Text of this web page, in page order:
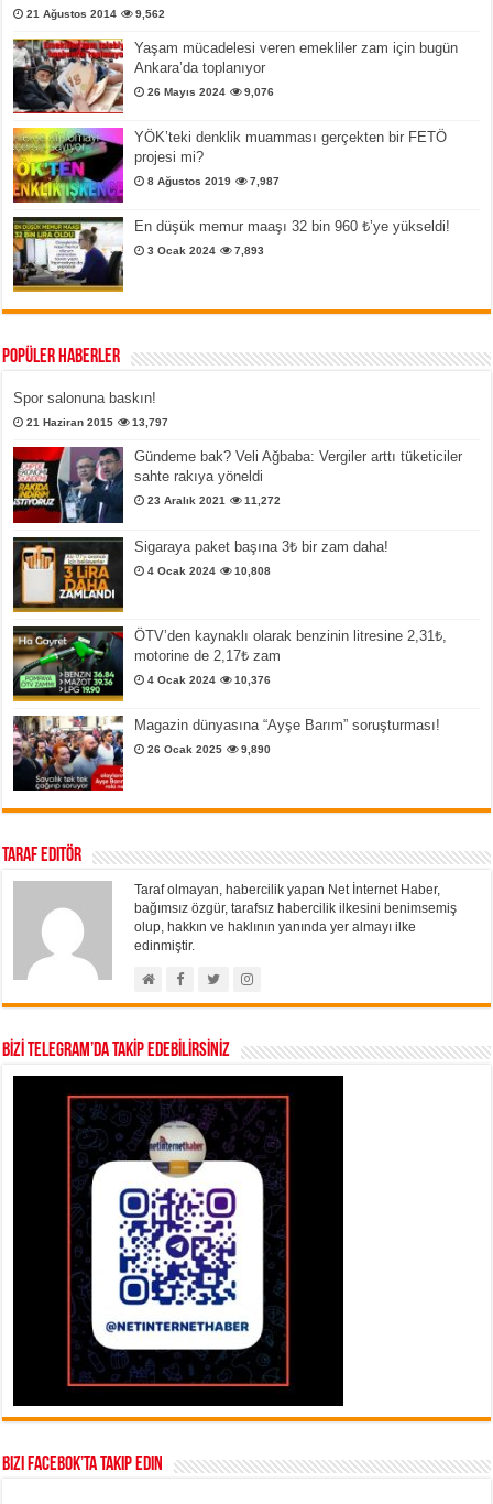
21 Ağustos 2014 9,562
Yaşam mücadelesi veren emekliler zam için bugün
Ankara’da toplanıyor
26 Mayıs 2024 9,076
YÖK’teki denklik muamması gerçekten bir FETÖ
projesi mi?
8 Ağustos 2019 7,987
En düşük memur maaşı 32 bin 960 ₺’ye yükseldi!
3 Ocak 2024 7,893
Popüler Haberler
Spor salonuna baskın!
21 Haziran 2015 13,797
Gündeme bak? Veli Ağbaba: Vergiler arttı tüketiciler
sahte rakıya yöneldi
23 Aralık 2021 11,272
Sigaraya paket başına 3₺ bir zam daha!
4 Ocak 2024 10,808
ÖTV’den kaynaklı olarak benzinin litresine 2,31₺,
motorine de 2,17₺ zam
4 Ocak 2024 10,376
Magazin dünyasına “Ayşe Barım” soruşturması!
26 Ocak 2025 9,890
Taraf Editör
Taraf olmayan, habercilik yapan Net İnternet Haber,
bağımsız özgür, tarafsız habercilik ilkesini benimsemiş
olup, hakkın ve haklının yanında yer almayı ilke
edinmiştir.
BİZİ TELEGRAM’DA TAKİP EDEBİLİRSİNİZ
Bizi Facebok’ta takip edin